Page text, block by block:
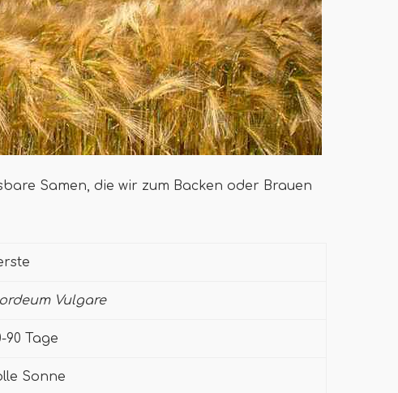
Samen, die wir zum Backen oder Brauen
Vulgare
90 Tage
Sonne